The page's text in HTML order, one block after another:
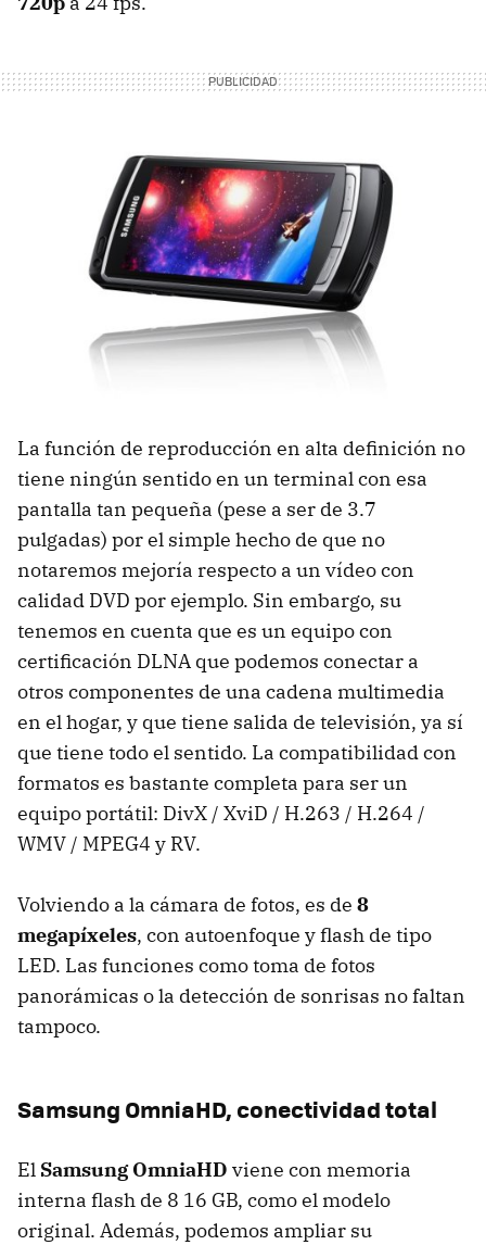
La función de reproducción en alta definición no
tiene ningún sentido en un terminal con esa
pantalla tan pequeña (pese a ser de 3.7
pulgadas) por el simple hecho de que no
notaremos mejoría respecto a un vídeo con
calidad DVD por ejemplo. Sin embargo, su
tenemos en cuenta que es un equipo con
certificación DLNA que podemos conectar a
otros componentes de una cadena multimedia
en el hogar, y que tiene salida de televisión, ya sí
que tiene todo el sentido. La compatibilidad con
formatos es bastante completa para ser un
equipo portátil: DivX / XviD / H.263 / H.264 /
WMV / MPEG4 y RV.
Volviendo a la cámara de fotos, es de 8
megapíxeles, con autoenfoque y flash de tipo
LED. Las funciones como toma de fotos
panorámicas o la detección de sonrisas no faltan
tampoco.
Samsung OmniaHD, conectividad total
El Samsung OmniaHD viene con memoria
interna flash de 8 16 GB, como el modelo
original. Además, podemos ampliar su